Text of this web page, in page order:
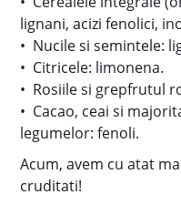
lignani, acizi fenolici,
• Nucile si semintele:
• Citricele: limonena.
• Rosiile si grepfrutul
• Cacao, ceai si
legumelor: fenoli.
Acum, avem cu atat
cruditati!